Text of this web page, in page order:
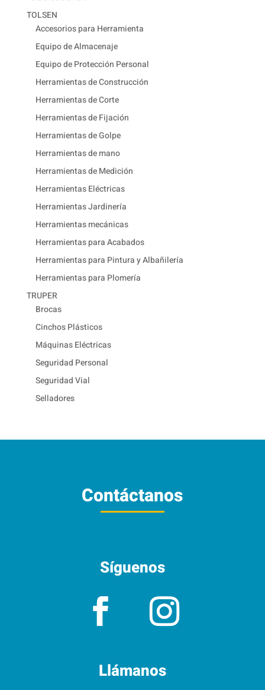
TOLSEN
Accesorios para Herramienta
Equipo de Almacenaje
Equipo de Protección Personal
Herramientas de Construcción
Herramientas de Corte
Herramientas de Fijación
Herramientas de Golpe
Herramientas de mano
Herramientas de Medición
Herramientas Eléctricas
Herramientas Jardinería
Herramientas mecánicas
Herramientas para Acabados
Herramientas para Pintura y Albañilería
Herramientas para Plomería
TRUPER
Brocas
Cinchos Plásticos
Máquinas Eléctricas
Seguridad Personal
Seguridad Vial
Selladores
Contáctanos
Síguenos
Llámanos